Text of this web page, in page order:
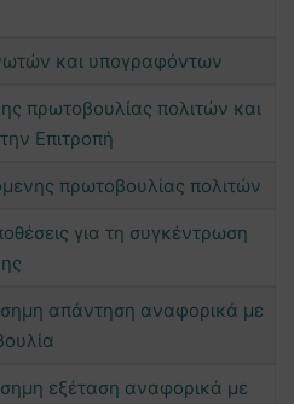
και υπογραφόντων
πρωτοβουλίας πολιτών και
Επιτροπή
πρωτοβουλίας πολιτών
για τη συγκέντρωση
απάντηση αναφορικά με
εξέταση αναφορικά με